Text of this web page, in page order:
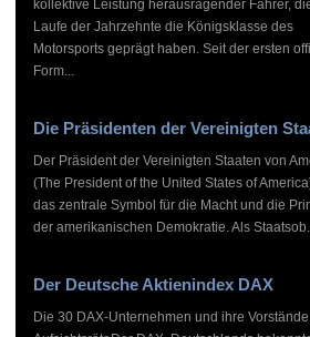
kollektive Leistung herausragender Fahrer,
Laufe der Jahrzehnte die Königsklasse des
Motorsports geprägt haben. Seit der ersten
Form...
Die Präsidenten der Vereinigten
Der Präsident der Vereinigten Staaten von
(The President of the United States of
das zentrale Symbol für die Macht und die
der amerikanischen Demokratie. Als
Der Deutsche Aktienindex DAX
Die 30 DAX-Unternehmen und ihre Vorstände